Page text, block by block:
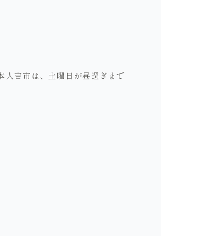
人吉市は、土曜日が昼過ぎまで